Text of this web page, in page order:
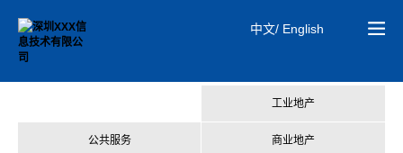
中文/ English
工业地产
公共服务 商业地产